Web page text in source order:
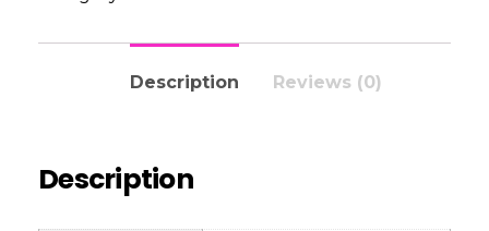
Description Reviews (0)
Description